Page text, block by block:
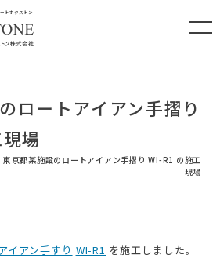
トホクストン
ロートアイアン手摺り
場
東京都某施設のロートアイアン手摺り WI-R1 の施工
現場
イアン手すり WI-R1 を施工しました。